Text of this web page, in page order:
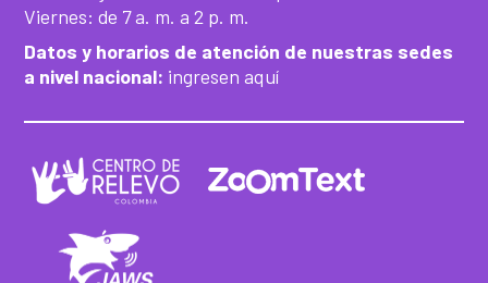
Viernes: de 7 a. m. a 2 p. m.
Datos y horarios de atención de nuestras sedes
a nivel nacional: ingresen aquí